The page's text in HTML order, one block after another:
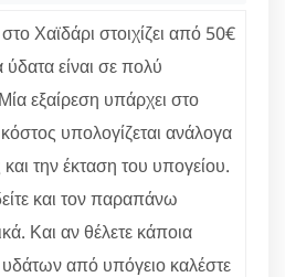
Χαϊδάρι στοιχίζει από 50€
είναι σε πολύ
εξαίρεση υπάρχει στο
κόστος υπολογίζεται ανάλογα
την έκταση του υπογείου.
και τον παραπάνω
Και αν θέλετε κάποια
από υπόγειο καλέστε